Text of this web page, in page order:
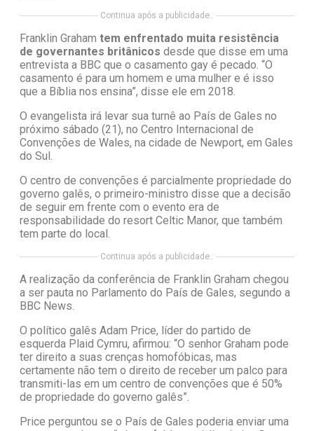
Continua após a publicidade..
Franklin Graham tem enfrentado muita resistência
de governantes britânicos desde que disse em uma
entrevista a BBC que o casamento gay é pecado. “O
casamento é para um homem e uma mulher e é isso
que a Bíblia nos ensina”, disse ele em 2018.
O evangelista irá levar sua turnê ao País de Gales no
próximo sábado (21), no Centro Internacional de
Convenções de Wales, na cidade de Newport, em Gales
do Sul.
O centro de convenções é parcialmente propriedade do
governo galês, o primeiro-ministro disse que a decisão
de seguir em frente com o evento era de
responsabilidade do resort Celtic Manor, que também
tem parte do local.
Continua após a publicidade..
A realização da conferência de Franklin Graham chegou
a ser pauta no Parlamento do País de Gales, segundo a
BBC News.
O político galês Adam Price, líder do partido de
esquerda Plaid Cymru, afirmou: “O senhor Graham pode
ter direito a suas crenças homofóbicas, mas
certamente não tem o direito de receber um palco para
transmiti-las em um centro de convenções que é 50%
de propriedade do governo galês”.
Price perguntou se o País de Gales poderia enviar uma